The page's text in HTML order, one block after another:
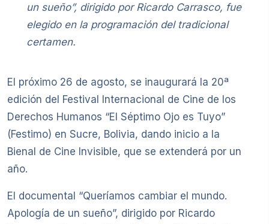
un sueño”, dirigido por Ricardo Carrasco, fue
elegido en la programación del tradicional
certamen.
El próximo 26 de agosto, se inaugurará la 20ª
edición del Festival Internacional de Cine de los
Derechos Humanos “El Séptimo Ojo es Tuyo”
(Festimo) en Sucre, Bolivia, dando inicio a la
Bienal de Cine Invisible, que se extenderá por un
año.
El documental “Queríamos cambiar el mundo.
Apología de un sueño”, dirigido por Ricardo